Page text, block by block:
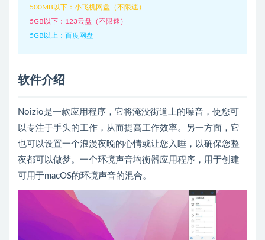
500MB以下：小飞机网盘（不限速）
5GB以下：123云盘（不限速）
5GB以上：百度网盘
软件介绍
Noizio是一款应用程序，它将淹没街道上的噪音，使您可
以专注于手头的工作，从而提高工作效率。另一方面，它
也可以设置一个浪漫夜晚的心情或让您入睡，以确保您整
夜都可以做梦。一个环境声音均衡器应用程序，用于创建
可用于macOS的环境声音的混合。